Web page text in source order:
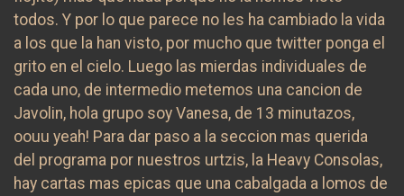
todos. Y por lo que parece no les ha cambiado la vida
a los que la han visto, por mucho que twitter ponga el
grito en el cielo. Luego las mierdas individuales de
cada uno, de intermedio metemos una cancion de
Javolin, hola grupo soy Vanesa, de 13 minutazos,
oouu yeah! Para dar paso a la seccion mas querida
del programa por nuestros urtzis, la Heavy Consolas,
hay cartas mas epicas que una cabalgada a lomos de